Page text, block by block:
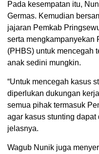
Pada kesempatan itu,
Germas. Kemudian
jajaran Pemkab
serta mengkampanyekan
(PHBS) untuk mencegah
anak sedini mungkin.
“Untuk mencegah kasus
diperlukan dukungan
semua pihak termasuk
agar kasus stunting
jelasnya.
Wagub Nunik juga